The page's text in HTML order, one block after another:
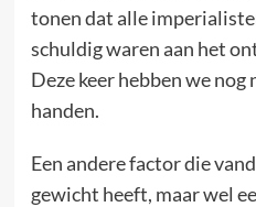
tonen dat alle
schuldig waren aan het
Deze keer hebben we nog
handen.
Een andere factor die
gewicht heeft, maar wel